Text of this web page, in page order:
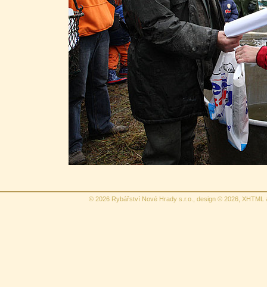
© 2026 Rybářství Nové Hrady s.r.o., design © 2026, XHTML